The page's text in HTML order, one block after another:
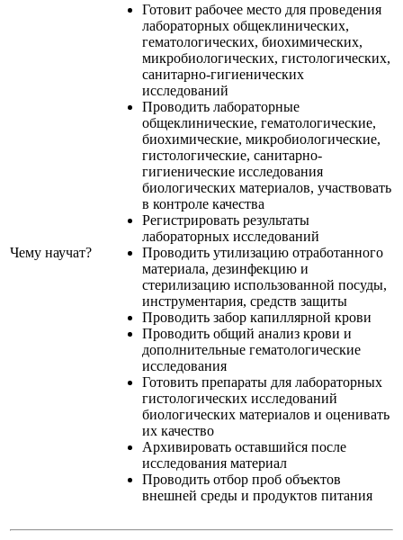
Чему научат?
Готовит рабочее место для проведения
лабораторных общеклинических,
гематологических, биохимических,
микробиологических, гистологических,
санитарно-гигиенических
исследований
Проводить лабораторные
общеклинические, гематологические,
биохимические, микробиологические,
гистологические, санитарно-
гигиенические исследования
биологических материалов, участвовать
в контроле качества
Регистрировать результаты
лабораторных исследований
Проводить утилизацию отработанного
материала, дезинфекцию и
стерилизацию использованной посуды,
инструментария, средств защиты
Проводить забор капиллярной крови
Проводить общий анализ крови и
дополнительные гематологические
исследования
Готовить препараты для лабораторных
гистологических исследований
биологических материалов и оценивать
их качество
Архивировать оставшийся после
исследования материал
Проводить отбор проб объектов
внешней среды и продуктов питания